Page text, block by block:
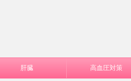
肝臓 高血圧対策